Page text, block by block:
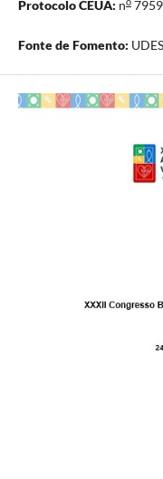
Protocolo CEUA: n
Fonte de Fomento: